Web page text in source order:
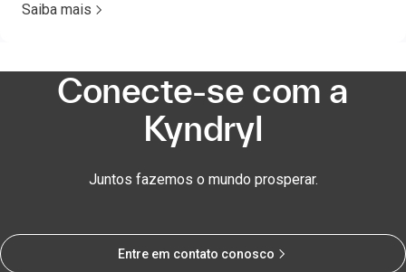
Saiba mais
Conecte-se com a
Kyndryl
Juntos fazemos o mundo prosperar.
Entre em contato conosco